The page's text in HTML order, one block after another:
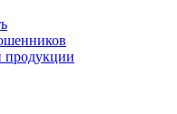
продукции